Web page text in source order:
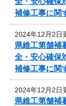
補修工事に関
2024年12月2日
県維工第舗補
全・安心確保
補修工事に関
2024年12月2日
県維工第舗補